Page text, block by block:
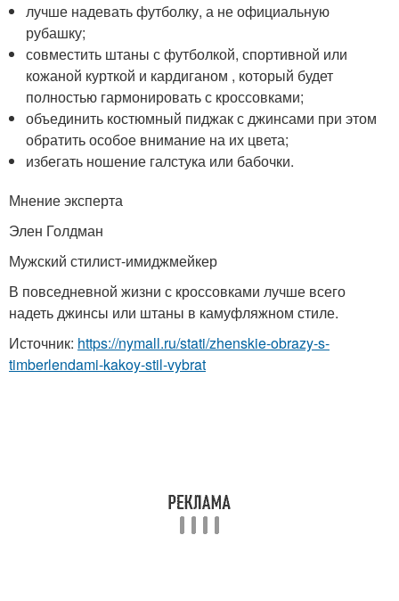
лучше надевать футболку, а не официальную
рубашку;
совместить штаны с футболкой, спортивной или
кожаной курткой и кардиганом , который будет
полностью гармонировать с кроссовками;
объединить костюмный пиджак с джинсами при этом
обратить особое внимание на их цвета;
избегать ношение галстука или бабочки.
Мнение эксперта
Элен Голдман
Мужский стилист-имиджмейкер
В повседневной жизни с кроссовками лучше всего
надеть джинсы или штаны в камуфляжном стиле.
Источник: https://nymall.ru/stati/zhenskie-obrazy-s-
timberlendami-kakoy-stil-vybrat